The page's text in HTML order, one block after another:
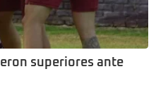
superiores ante